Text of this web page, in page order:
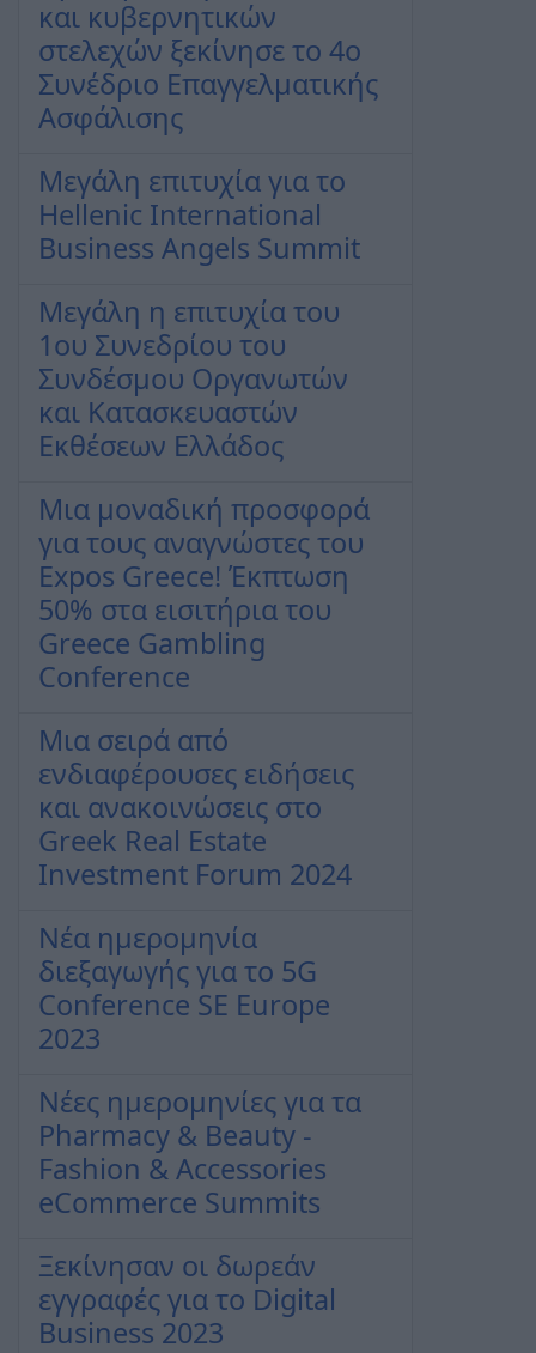
και κυβερνητικών
στελεχών ξεκίνησε το 4o
Συνέδριο Επαγγελματικής
Ασφάλισης
Μεγάλη επιτυχία για το
Hellenic International
Business Angels Summit
Μεγάλη η επιτυχία του
1ου Συνεδρίου του
Συνδέσμου Οργανωτών
και Κατασκευαστών
Εκθέσεων Ελλάδος
Μια μοναδική προσφορά
για τους αναγνώστες του
Expos Greece! Έκπτωση
50% στα εισιτήρια του
Greece Gambling
Conference
Μια σειρά από
ενδιαφέρουσες ειδήσεις
και ανακοινώσεις στο
Greek Real Estate
Investment Forum 2024
Νέα ημερομηνία
διεξαγωγής για το 5G
Conference SΕ Europe
2023
Νέες ημερομηνίες για τα
Pharmacy & Beauty -
Fashion & Accessories
eCommerce Summits
Ξεκίνησαν οι δωρεάν
εγγραφές για το Digital
Business 2023